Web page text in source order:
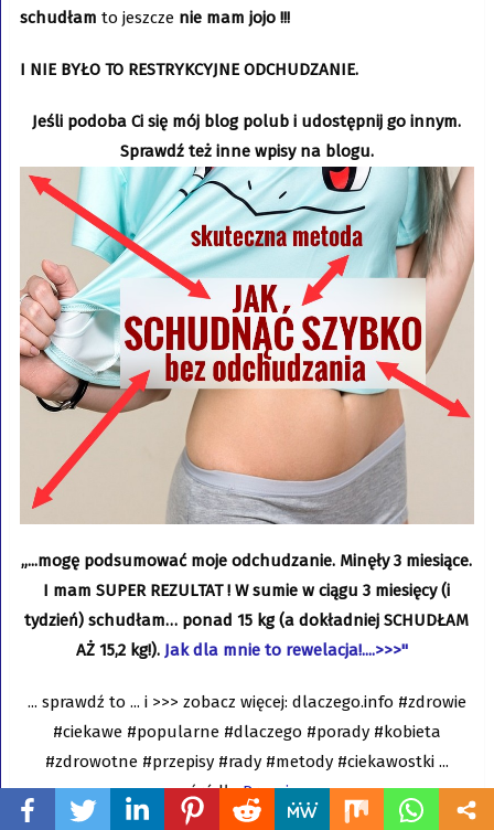
schudłam to jeszczenie mam jojo !!!
I NIE BYŁO TO RESTRYKCYJNE ODCHUDZANIE.
Jeśli podoba Ci się mój blog polub i udostępnij go innym.
Sprawdź też inne wpisy na blogu.
„...mogę podsumować moje odchudzanie. Minęły 3 miesiące.
I mam SUPER REZULTAT ! W sumie w ciągu 3 miesięcy (i
tydzień) schudłam… ponad 15 kg (a dokładniej SCHUDŁAM
AŻ 15,2 kg!). Jak dla mnie to rewelacja!....>>>"
... sprawdź to ... i >>> zobacz więcej: dlaczego.info #zdrowie
#ciekawe #popularne #dlaczego #porady #kobieta
#zdrowotne #przepisy #rady #metody #ciekawostki ...
źródło:Przepisy